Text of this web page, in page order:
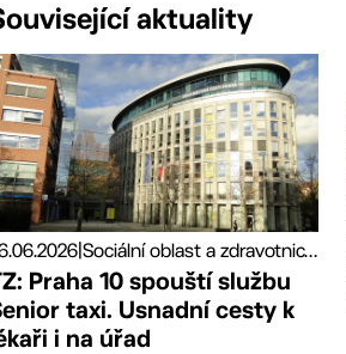
aktuality
| Sociální oblast a zdravotnictví, Tiskové zprávy
Praha 10 spouští službu
taxi. Usnadní cesty k
i na úřad